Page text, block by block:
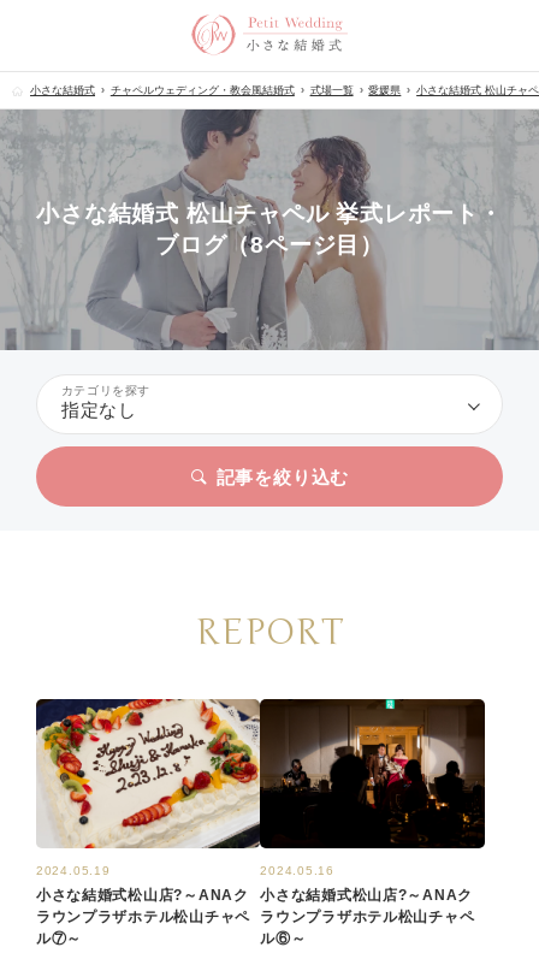
小さな結婚式 チャペルウェディング・教会風結婚式 式場一覧 愛媛県 小さな結婚式 松山チャ
小さな結婚式 松山チャペル 挙式レポート・
ブログ（8ページ目）
カテゴリを探す
指定なし
記事を絞り込む
REPORT
2024.05.19
小さな結婚式松山店?～ANAク
ラウンプラザホテル松山チャペ
ル⑦～
2024.05.16
小さな結婚式松山店?～ANAク
ラウンプラザホテル松山チャペ
ル⑥～